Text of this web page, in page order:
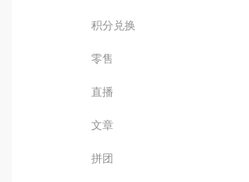
积分兑换
零售
直播
文章
拼团